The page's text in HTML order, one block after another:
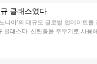
클래스였다
니아’의 대규모 글로벌 업데이트
클래스다. 산탄총을 주무기로 사용